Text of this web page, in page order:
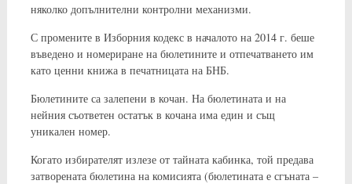
няколко допълнителни контролни механизми.
С промените в Изборния кодекс в началото на 2014 г. беше
въведено и номериране на бюлетините и отпечатването им
като ценни книжа в печатницата на БНБ.
Бюлетините са залепени в кочан. На бюлетината и на
нейния съответен остатък в кочана има един и същ
уникален номер.
Когато избирателят излезе от тайната кабинка, той предава
затворената бюлетина на комисията (бюлетината е сгъната –